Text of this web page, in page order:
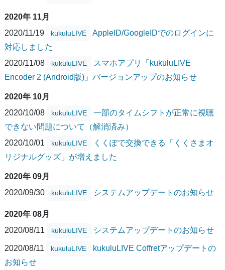
2020年 11月
2020/11/19
kukuluLIVE
AppleID/GoogleIDでのログインに
対応しました
2020/11/08
kukuluLIVE
スマホアプリ「kukuluLIVE
Encoder 2 (Android版)」バージョンアップのお知らせ
2020年 10月
2020/10/08
kukuluLIVE
一部のタイムシフトが正常に視聴
できない問題について（解消済み）
2020/10/01
kukuluLIVE
くくぽで交換できる「くくさまオ
リジナルグッズ」が増えました
2020年 09月
2020/09/30
kukuluLIVE システムアップデートのお知らせ
2020年 08月
2020/08/11
kukuluLIVE システムアップデートのお知らせ
2020/08/11 kukuluLIVE
kukuluLIVE Coffretアップデートの
お知らせ